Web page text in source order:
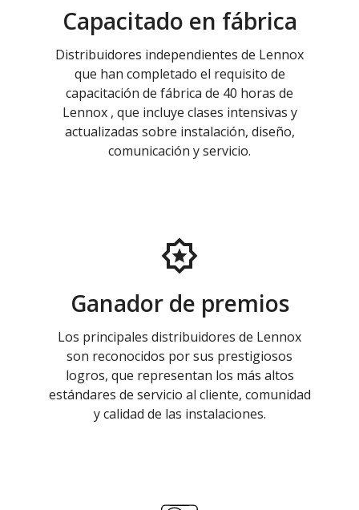
Capacitado en fábrica
Distribuidores independientes de Lennox
que han completado el requisito de
capacitación de fábrica de 40 horas de
Lennox , que incluye clases intensivas y
actualizadas sobre instalación, diseño,
comunicación y servicio.
Ganador de premios
Los principales distribuidores de Lennox
son reconocidos por sus prestigiosos
logros, que representan los más altos
estándares de servicio al cliente, comunidad
y calidad de las instalaciones.